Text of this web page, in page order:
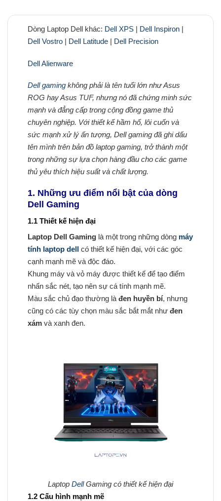
Dòng Laptop Dell khác: Dell XPS Dell Inspiron
Dell Vostro
Dell Latitude Dell Precision
Dell Alienware
Dell gaming không phải là tên tuổi lớn như Asus
ROG hay Asus TUF, nhưng nó đã chứng minh sức
mạnh và đẳng cấp trong cộng đồng game thủ
chuyên nghiệp. Với thiết kế hầm hố, lôi cuốn và
sức mạnh xử lý ấn tượng, Dell gaming đã ghi dấu
tên mình trên bản đồ laptop gaming, trở thành một
trong những sự lựa chọn hàng đầu cho các game
thủ yêu thích hiệu suất và chất lượng.
1. Những ưu điểm nổi bật của dòng
Dell Gaming
1.1 Thiết kế hiện đại
Laptop Dell Gaming là một trong những dòng máy
tính laptop dell
có thiết kế hiện đại, với các góc
cạnh mạnh mẽ và độc đáo.
Khung máy và vỏ máy được thiết kế để tạo điểm
nhấn sắc nét, tạo nên sự cá tính mạnh mẽ.
Màu sắc chủ đạo thường làđen huyền bí, nhưng
cũng có các tùy chọn màu sắc bắt mắt như đen
xám và xanh đen.
Laptop DellGaming có thiết kế hiện đại
1.2 Cấu hình mạnh mẽ